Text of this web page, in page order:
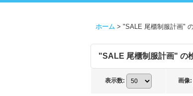
ホーム > "SALE 尾櫃制服計画"
"SALE 尾櫃制服計画" の
表示数: 画像: